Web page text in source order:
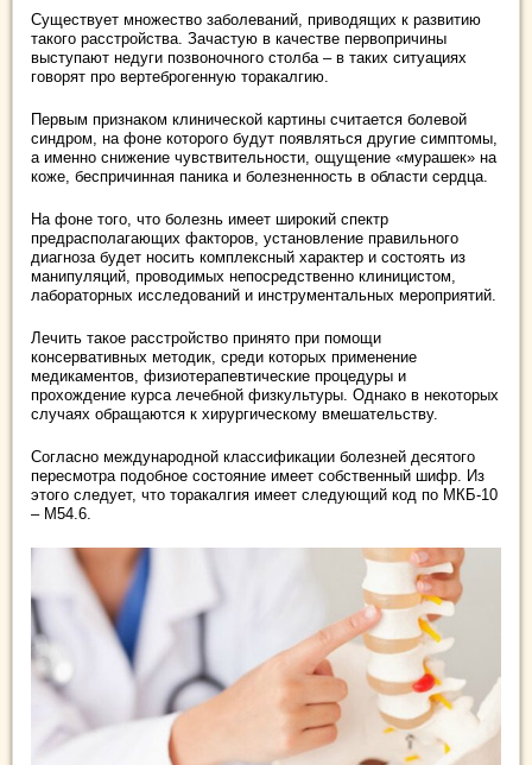
Существует множество заболеваний, приводящих к развитию
такого расстройства. Зачастую в качестве первопричины
выступают недуги позвоночного столба – в таких ситуациях
говорят про вертеброгенную торакалгию.
Первым признаком клинической картины считается болевой
синдром, на фоне которого будут появляться другие симптомы,
а именно снижение чувствительности, ощущение «мурашек» на
коже, беспричинная паника и болезненность в области сердца.
На фоне того, что болезнь имеет широкий спектр
предрасполагающих факторов, установление правильного
диагноза будет носить комплексный характер и состоять из
манипуляций, проводимых непосредственно клиницистом,
лабораторных исследований и инструментальных мероприятий.
Лечить такое расстройство принято при помощи
консервативных методик, среди которых применение
медикаментов, физиотерапевтические процедуры и
прохождение курса лечебной физкультуры. Однако в некоторых
случаях обращаются к хирургическому вмешательству.
Согласно международной классификации болезней десятого
пересмотра подобное состояние имеет собственный шифр. Из
этого следует, что торакалгия имеет следующий код по МКБ-10
– М54.6.